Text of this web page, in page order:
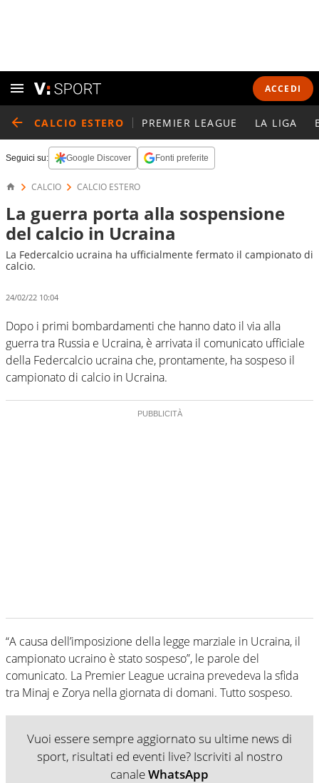
ACCEDI
CALCIO ESTERO PREMIER LEAGUE LA LIGA
Seguici su: Google Discover Fonti preferite
CALCIO CALCIO ESTERO
La guerra porta alla sospensione
del calcio in Ucraina
La Federcalcio ucraina ha ufficialmente fermato il campionato di
calcio.
24/02/22 10:04
Dopo i primi bombardamenti che hanno dato il via alla
guerra tra Russia e Ucraina, è arrivata il comunicato ufficiale
della Federcalcio ucraina che, prontamente, ha sospeso il
campionato di calcio in Ucraina.
“A causa dell’imposizione della legge marziale in Ucraina, il
campionato ucraino è stato sospeso”, le parole del
comunicato. La Premier League ucraina prevedeva la sfida
tra Minaj e Zorya nella giornata di domani. Tutto sospeso.
Vuoi essere sempre aggiornato su ultime news di
sport, risultati ed eventi live? Iscriviti al nostro
canaleWhatsApp